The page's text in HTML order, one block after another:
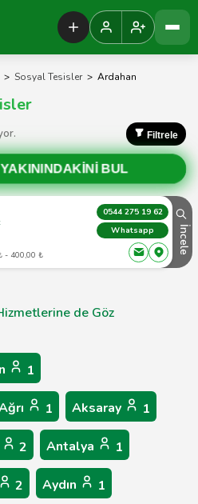
> Sosyal Tesisler > Ardahan
Filtrele
BUL
- 400,00 ₺
0544 275 19 62
Whatsapp
İncele
de Göz
1
1 Aksaray 1
2 Antalya 1
2 Aydın 1